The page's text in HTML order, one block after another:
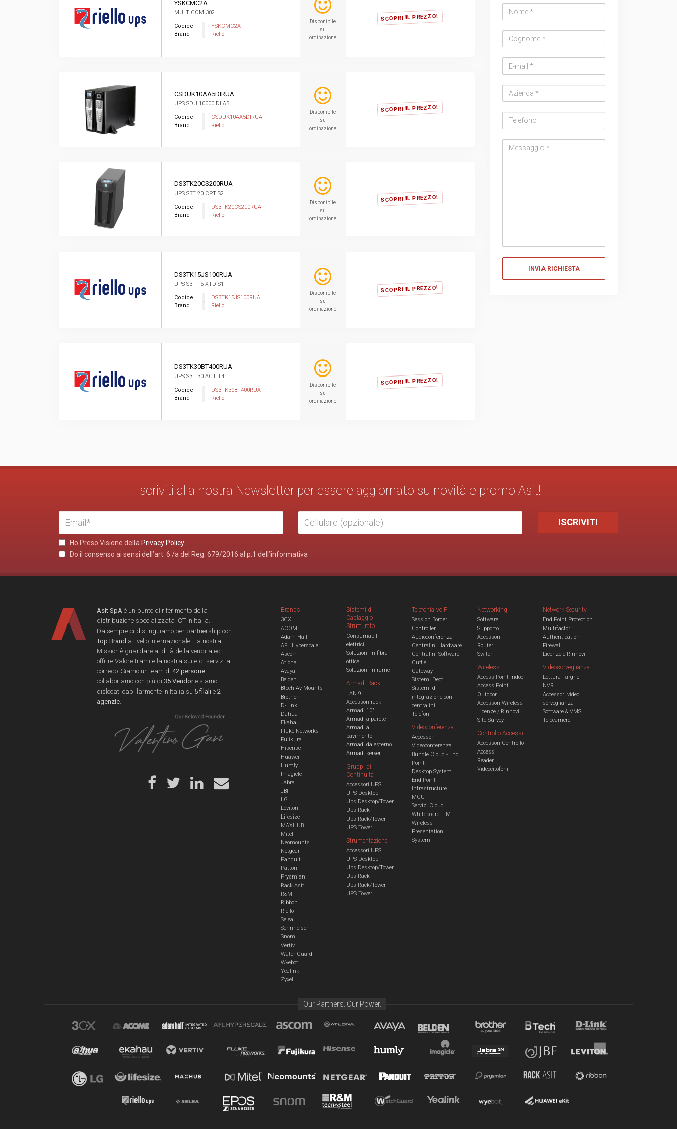
SCOPRI IL PREZZO!
YSKCMC2A
MULTICOM 302
Codice
YSKCMC2A
Brand
Riello
Disponibile
su
ordinazione
SCOPRI IL PREZZO!
CSDUK10AA5DIRUA
UPS SDU 10000 DI A5
Codice
CSDUK10AA5DIRUA
Brand
Riello
Disponibile
su
ordinazione
SCOPRI IL PREZZO!
DS3TK20CS200RUA
UPS S3T 20 CPT S2
Codice
DS3TK20CS200RUA
Brand
Riello
Disponibile
su
ordinazione
SCOPRI IL PREZZO!
DS3TK15JS100RUA
UPS S3T 15 XTD S1
Codice
DS3TK15JS100RUA
Brand
Riello
Disponibile
su
ordinazione
SCOPRI IL PREZZO!
DS3TK30BT400RUA
UPS S3T 30 ACT T4
Codice
DS3TK30BT400RUA
Brand
Riello
Disponibile
su
ordinazione
Iscriviti alla nostra Newsletter per essere aggiornato su novità e promo Asit!
Ho Preso Visione della Privacy Policy
Do il consenso ai sensi dell’art. 6 /a del Reg. 679/2016 al p.1 dell’informativa
Asit SpA è un punto di riferimento della
distribuzione specializzata ICT in Italia.
Da sempre ci distinguiamo per partnership con
Top Brand a livello internazionale. La nostra
Mission è guardare al di là della vendita ed
offrire Valore tramite la nostra suite di servizi a
corredo. Siamo un team di 42 persone
collaboriamo con più di 35 Vendore siamo
dislocati capillarmente in Italia su 5 filali e 2
agenzie
Brands
3CX
ACOME
Adam Hall
AFL Hyperscale
Ascom
Atlona
Avaya
Belden
Btech Av Mounts
Brother
D-Link
Dahua
Ekahau
Fluke Networks
Fujikura
Hisense
Huawei
Humly
Imagicle
Jabra
JBF
LG
Leviton
Lifesize
MAXHUB
Mitel
Neomounts
Netgear
Panduit
Patton
Prysmian
Rack Asit
R&M
Ribbon
Riello
Selea
Sennheiser
Snom
Vertiv
WatchGuard
Wyebot
Yealink
Zyxel
Sistemi di
Cablaggio
Strutturato
Consumabili
elettrici
Soluzioni in fibra
ottica
Soluzioni in rame
Armadi Rack
LAN 9
Accessori rack
Armadi 10"
Armadi a parete
Armadi a
pavimento
Armadi da esterno
Armadi server
Gruppi di
Continuità
Accessori UPS
UPS Desktop
Ups Desktop/Tower
Ups Rack
Ups Rack/Tower
UPS Tower
Strumentazione
Accessori UPS
UPS Desktop
Ups Desktop/Tower
Ups Rack
Ups Rack/Tower
UPS Tower
Telefonia VoIP
Session Border
Controller
Audioconferenza
Centralini Hardware
Centralini Software
Cuffie
Gateway
Sistemi Dect
Sistemi di
integrazione con
centralini
Telefoni
Videoconferenza
Accessori
Videoconferenza
Bundle Cloud - End
Point
Desktop System
End Point
Infrastructure
MCU
Servizi Cloud
Whiteboard LIM
Wireless
Presentation
System
Networking
Software
Supporto
Accessori
Router
Switch
Wireless
Access Point Indoor
Access Point
Outdoor
Accessori Wireless
Licenze / Rinnovi
Site Survey
Network Security
End Point Protection
Multifactor
Authentication
Firewall
Licenze e Rinnovi
Videosorveglianza
Lettura Targhe
NVR
Accessori video
sorveglianza
Software & VMS
Telecamere
Controllo Accessi
Accessori Controllo
Accessi
Reader
Videocitofoni